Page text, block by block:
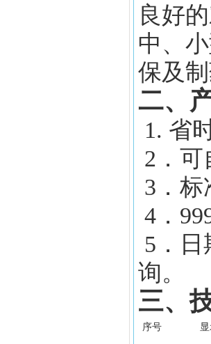
良好
中、
保及
二、
1. 省
2．可
3．
4．
5．
询。
三、
序号